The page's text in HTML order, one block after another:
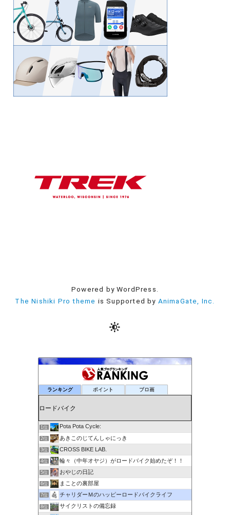
Powered by WordPress.
The Nishiki Pro theme is Supported by AnimaGate, Inc.
ランキング ポイント ブロ画
1位 Pota Pota Cycle:
2位 あきこのじてんしゃにっき
3位 CROSS BIKE LAB.
4位 輪々（中年オヤジ）がロードバイク始めたぞ！！
5位 おやじの日記
6位 まことの裏部屋
7位 チャリダーＭのハッピーロードバイクライフ
8位
サイクリストの備忘録